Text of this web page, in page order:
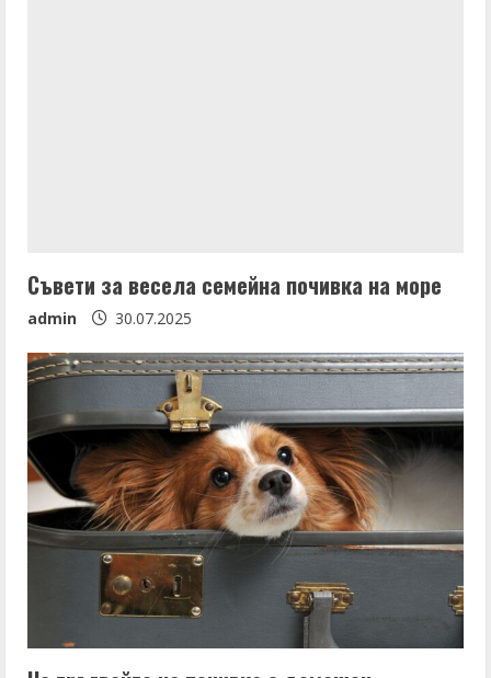
Съвети за весела семейна почивка на море
admin 30.07.2025